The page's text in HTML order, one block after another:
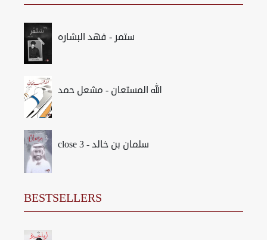
ستمر - فهد البشاره
الله المستعان - مشعل حمد
close 3 - سلمان بن خالد
BESTSELLERS